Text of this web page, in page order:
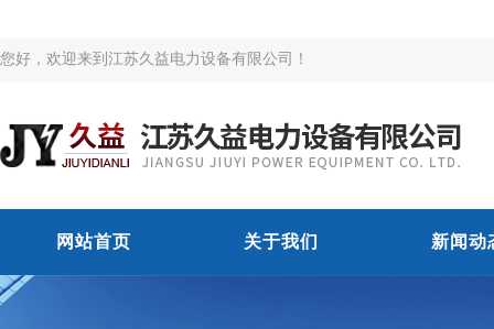
您好，欢迎来到江苏久益电力设备有限公司！
网站首页 关于我们 新闻动